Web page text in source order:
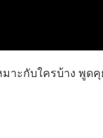
มาะกับใครบ้าง พูด